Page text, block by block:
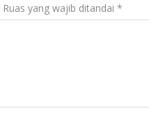
Ruas yang wajib ditandai *